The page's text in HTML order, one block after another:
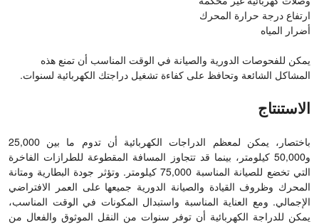
ارتفاع درجة حرارة المحرك
أضرار المياه
يمكن للفحوصات الدورية والصيانة في الوقت المناسب أن تمنع هذه
المشاكل الشائعة وتحافظ على كفاءة تشغيل دراجتك الكهربائية لسنوات.
الاستنتاج
باختصار، يمكن لمعظم الدراجات الكهربائية أن تدوم ما بين 25,000
و50,000 كيلومتر، بينما قد تتجاوز المسافة المقطوعة للطرازات الفاخرة
التي تخضع للصيانة المناسبة 75,000 كيلومتر. وتؤثر جودة البطارية ومتانة
المحرك وظروف القيادة والصيانة الدورية جميعها على العمر الافتراضي
الإجمالي. ومع العناية المناسبة واستبدال المكونات في الوقت المناسب،
يمكن للدراجة الكهربائية أن توفر سنوات من النقل الموثوق والفعال من